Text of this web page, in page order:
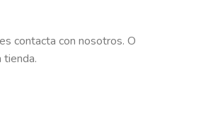
contacta con nosotros. O